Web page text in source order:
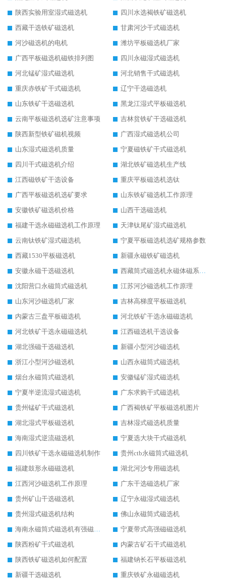
陕西实验用室湿式磁选机
四川水选褐铁矿磁选机
西藏干选铁矿磁选机
甘肃河沙干式磁选机
河沙磁选机的电机
潍坊平板磁选机厂家
广西平板磁选机磁铁排列图
四川永磁湿式磁选机
河北锰矿湿式磁选机
河北销售干式磁选机
重庆赤铁矿干式磁选机
辽宁干选磁选机
山东铁矿干选磁选机
黑龙江湿式平板磁选机
云南平板磁选机选矿注意事项
吉林贫铁矿干选磁选机
陕西新型铁矿磁机视频
广西湿式磁选机公司
山东湿式磁选机质量
宁夏磁铁矿干式磁选机
四川干式磁选机介绍
湖北铁矿磁选机生产线
江西磁铁矿干选设备
重庆平板磁选机选钛
广西平板磁选机选矿要求
山东铁矿磁选机工作原理
安徽铁矿磁选机价格
山西干选磁选机
福建干选永磁磁选机工作原理
天津钛尾矿湿式磁选机
云南钛铁矿湿式磁选机
宁夏平板磁选机选矿规格参数
西藏1530平板磁选机
新疆永磁铁矿磁选机
安徽永磁干选磁选机
西藏筒式磁选机永磁体磁系设计
沈阳营口永磁筒式磁选机
江苏河沙磁选机工作原理
山东河沙磁选机厂家
吉林高梯度平板磁选机
内蒙古三盘平板磁选机
河北铁矿干选永磁磁选机
河北铁矿干选永磁磁选机
江西磁选机干选设备
湖北强磁干选磁选机
新疆小型河沙磁选机
浙江小型河沙磁选机
山西永磁筒式磁选机
烟台永磁筒式磁选机
安徽锰矿湿式磁选机
宁夏半逆流湿式磁选机
广东求购干式磁选机
贵州锰矿干式磁选机
广西褐铁矿平板磁选机图片
湖北湿式平板磁选机
吉林湿式磁选机质量
海南湿式逆流磁选机
宁夏选大块干式磁选机
四川铁矿干选永磁磁选机制作
贵州ctb永磁筒式磁选机
福建鼓形永磁磁选机
湖北河沙专用磁选机
江西河沙磁选机工作原理
广东干选磁选机厂家
贵州矿山干选磁选机
辽宁永磁湿式磁选机
贵州湿式磁选机结构
佛山永磁筒式磁选机
海南永磁筒式磁选机有强磁的吗
宁夏带式高强磁磁选机
陕西粉矿干式磁选机
内蒙古矿石干式磁选机
陕西铁矿磁选机如何配置
福建钠长石平板磁选机
新疆干选磁选机
重庆铁矿永磁磁选机